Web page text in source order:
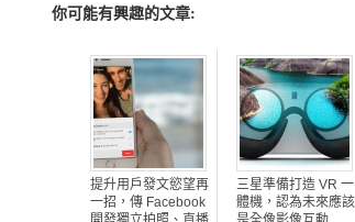
你可能有興趣的文章:
提升用戶發文慾望再
一招，傳 Facebook
三星準備打造 VR 一
體機，認為未來應該